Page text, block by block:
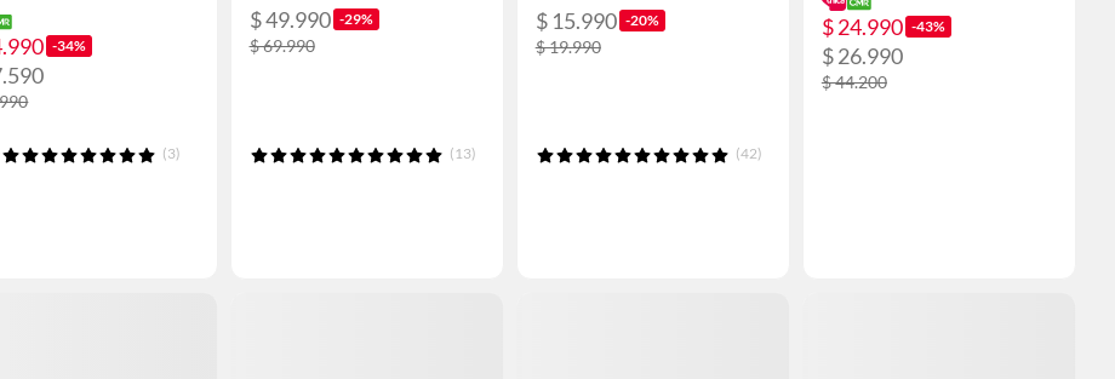
-34%
(3)
$ 49.990 -29%
$ 69.990
(13)
$ 15.990 -20%
$ 19.990
(42)
$ 24.990 -43%
$ 26.990
$ 44.200